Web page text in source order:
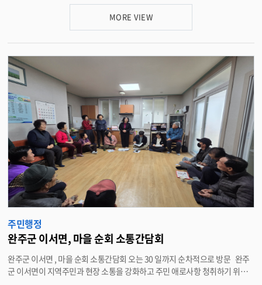
올해 운영 계획을 공유하고 , 위 · 수탁 계약서를 교환했다 . 완주군시설관리
공단은 2024 년 10 월 3 개 팀으로 설립돼 출범한 이후 , 완주군으로부터 공영
마을버스 , 공영주차장 , 공설장사시설 , 고산자연휴양림 , 종량제봉투 판매 등
5 개 사업을 위탁받아 안정적으로 운영하며 전문성을 확보해 왔다 . 공단은 올
해 신규 사업 확대에 따라 체육시설팀을 신설하는 등 운영 조직을 정비했으며 ,
군 소관부서와 업무를 공동으로 수행하는 등 현장 중심의 긴밀한 협조를 통해
체육시설 인계 · 인수를 조기에 마쳤다 . 현재는 시범 운영을 진행하고 있으며 ,
이번 협약을 계기로 본격 운영을 시작할 예정이다 . 유희태 완주군수는 “ 합리
적이고 투명한 운영을 통해 지역의 새로운 공공기관으로 자리매김하고 있는
시설관리공단의 노고에 감사드린다 ” 며 “ 신규 사업 위탁을 계기로 완주군과
공단이 함께 협력해 군민이 체감할 수 있는 변화를 만들어 가자 ” 고 말했다 .
이희수 완주군시설관리공단 이사장은 “ 체육시설을 공단이 운영하는 만큼 기
존과 차별화된 서비스를 제공할 수 있도록 최선을 다하겠다 ” 며 “ 군민과의 지
속적인 소통을 통해 불편 사항을 개선하고 편의 증진을 위해 완주군과의 협력
MORE VIEW
주민행정
완주군 이서면, 마을 순회 소통간담회
완주군 이서면 , 마을 순회 소통간담회 오는 30 일까지 순차적으로 방문 완주
군 이서면이 지역주민과 현장 소통을 강화하고 주민 애로사항 청취하기 위해